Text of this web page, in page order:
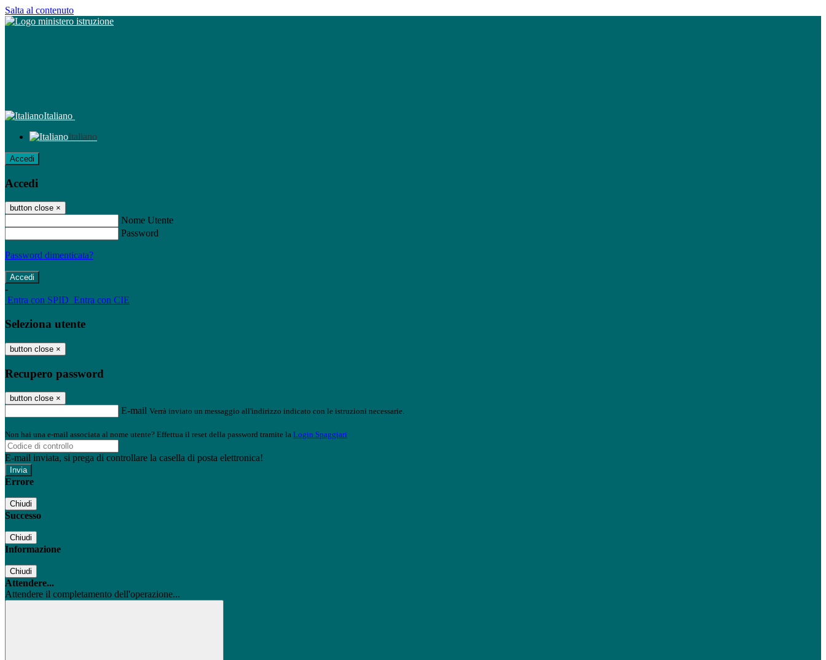
Salta al contenuto
Italiano
Italiano
Accedi
Accedi
button close ×
Nome Utente
Password
Password dimenticata?
-
Entra con SPID Entra con CIE
Seleziona utente
button close ×
Recupero password
button close ×
E-mail Verrà inviato un messaggio all'indirizzo indicato con le istruzioni necessarie.
Non hai una e-mail associata al nome utente? Effettua il reset della password tramite la Login Spaggiari
E-mail inviata, si prega di controllare la casella di posta elettronica!
Errore
Chiudi
Successo
Chiudi
Informazione
Chiudi
Attendere...
Attendere il completamento dell'operazione...